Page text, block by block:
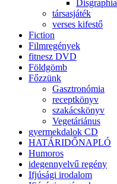
Disgraphia
társasjáték
verses kifestő
Fiction
Filmregények
fitnesz DVD
Földgömb
Főzzünk
Gasztronómia
receptkönyv
szakácskönyv
Vegetáriánus
gyermekdalok CD
HATÁRIDŐNAPLÓ
Humoros
idegennyelvű regény
Ifjúsági irodalom